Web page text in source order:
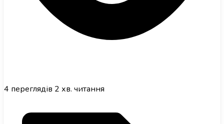
4 переглядів 2 хв. читання